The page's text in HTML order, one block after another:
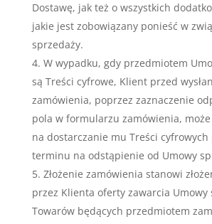
Dostawę, jak też o wszystkich
jakie jest zobowiązany ponieść w
sprzedaży.
W wypadku, gdy przedmiotem
są Treści cyfrowe, Klient przed
zamówienia, poprzez zaznaczenie
pola w formularzu zamówienia,
na dostarczanie mu Treści cyfrowych
terminu na odstąpienie od Umowy
Złożenie zamówienia stanowi
przez Klienta oferty zawarcia Umowy
Towarów będących przedmiotem